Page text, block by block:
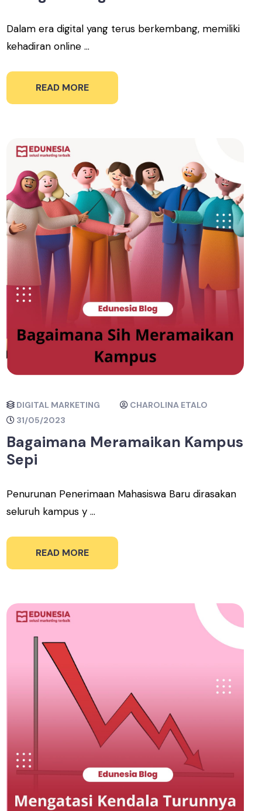
Dalam era digital yang terus berkembang, memiliki
kehadiran online ...
READ MORE
DIGITAL MARKETING
CHAROLINA ETALO
31/05/2023
Bagaimana Meramaikan Kampus
Sepi
Penurunan Penerimaan Mahasiswa Baru dirasakan
seluruh kampus y ...
READ MORE